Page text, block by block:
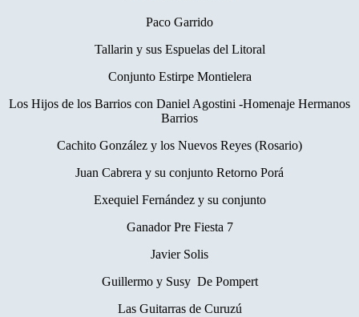
Paco Garrido
Tallarin y sus Espuelas del Litoral
Conjunto Estirpe Montielera
Los Hijos de los Barrios con Daniel Agostini -Homenaje Hermanos
Barrios
Cachito González y los Nuevos Reyes (Rosario)
Juan Cabrera y su conjunto Retorno Porá
Exequiel Fernández y su conjunto
Ganador Pre Fiesta 7
Javier Solis
Guillermo y Susy De Pompert
Las Guitarras de Curuzú